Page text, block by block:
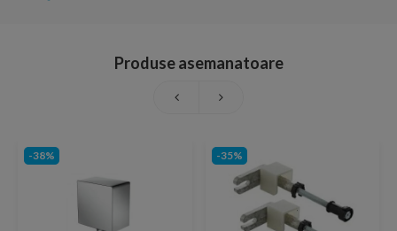
Produse asemanatoare
-38% -35%